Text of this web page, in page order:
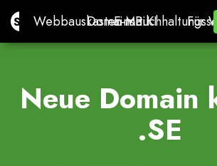
Site.proWebbauskasten mit KI
Webbauskasten mit KI
Domains
Domains
E-Mail
E-Mail Für
Für
Neue Domain
.SE